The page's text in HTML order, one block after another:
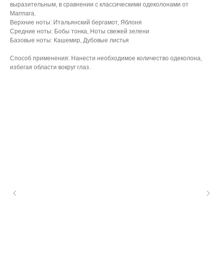
выразительным, в сравнении с классическими одеколонами от
Marmara.
Верхние ноты: Итальянский бергамот, Яблоня
Средние ноты: Бобы тонка, Ноты свежей зелени
Базовые ноты: Кашемир, Дубовые листья
Способ применения: Нанести необходимое количество одеколона,
избегая области вокруг глаз.